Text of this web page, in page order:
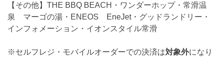
【その他】THE BBQ BEACH・ワンダーホップ・常滑温
泉 マーゴの湯・ENEOS EneJet・グッドランドリー・
インフォメーション・イオンスタイル常滑
※セルフレジ・モバイルオーダーでの決済は対象外になり